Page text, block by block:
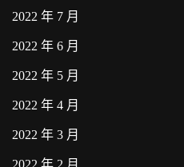
2022 年 7 月
2022 年 6 月
2022 年 5 月
2022 年 4 月
2022 年 3 月
2022 年 2 月